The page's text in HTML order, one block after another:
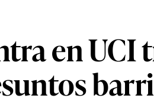
en UCI